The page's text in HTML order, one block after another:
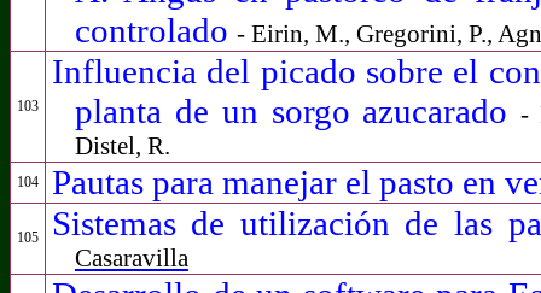
controlado - Eirin, M., Gregorini, P.,
103
Influencia del picado sobre el
planta de un sorgo azucarado-
Distel, R.
104 Pautas para manejar el pasto en
105 Sistemas de utilización de las
Casaravilla